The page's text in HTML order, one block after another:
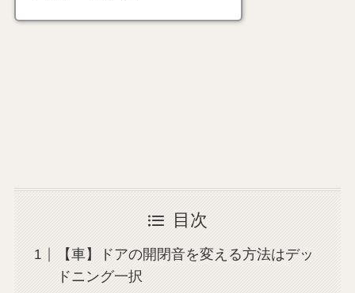
目次
【車】ドアの開閉音を変える方法はデッ
ドニング一択